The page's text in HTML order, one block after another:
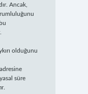
Ancak,
olduğunu
adresine
süre